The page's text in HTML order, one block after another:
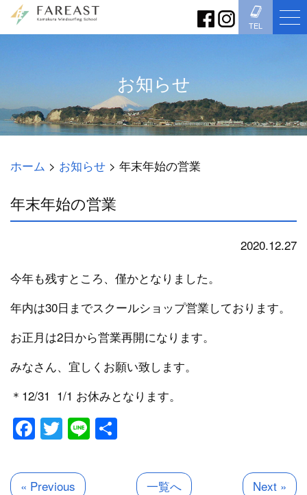
TEL
お知らせ
ホーム > お知らせ > 年末年始の営業
年末年始の営業
2020.12.27
今年も残すところ、僅かとなりました。
年内は30日までスクールショップ営業しております。
お正月は2日から営業再開になります。
みなさん、宜しくお願い致します。
＊12/31 1/1 お休みとなります。
Facebook
Twitter
Line
« Previous 一覧へ Next »